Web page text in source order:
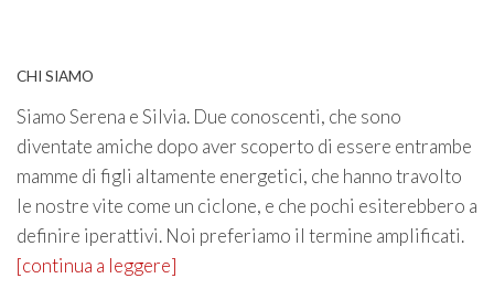
CHI SIAMO
Siamo Serena e Silvia. Due conoscenti, che sono
diventate amiche dopo aver scoperto di essere entrambe
mamme di figli altamente energetici, che hanno travolto
le nostre vite come un ciclone, e che pochi esiterebbero a
definire iperattivi. Noi preferiamo il termine amplificati.
[continua a leggere]